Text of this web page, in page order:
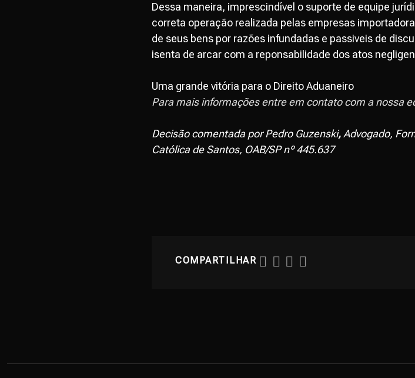
Dessa maneira, imprescindível o suporte de equipe
correta operação realizada pelas empresas
de seus bens por razões infundadas e passiveis de
isenta de arcar com a reponsabilidade dos atos
Uma grande vitória para o Direito Aduaneiro
Para mais informações entre em contato com a nossa
Decisão comentada por Pedro Guzenski,Advogado,
Católica de Santos, OAB/SP nº 445.637
COMPARTILHAR